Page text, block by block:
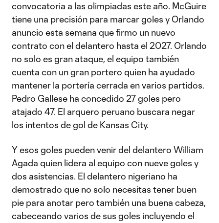
convocatoria a las olimpiadas este año. McGuire
tiene una precisión para marcar goles y Orlando
anuncio esta semana que firmo un nuevo
contrato con el delantero hasta el 2027. Orlando
no solo es gran ataque, el equipo también
cuenta con un gran portero quien ha ayudado
mantener la portería cerrada en varios partidos.
Pedro Gallese ha concedido 27 goles pero
atajado 47. El arquero peruano buscara negar
los intentos de gol de Kansas City.
Y esos goles pueden venir del delantero William
Agada quien lidera al equipo con nueve goles y
dos asistencias. El delantero nigeriano ha
demostrado que no solo necesitas tener buen
pie para anotar pero también una buena cabeza,
cabeceando varios de sus goles incluyendo el